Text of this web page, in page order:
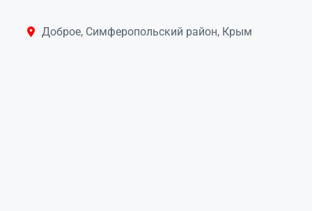
Доброе, Симферопольский район, Крым